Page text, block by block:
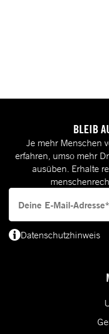
BLEIB
Je mehr Menschen
erfahren, umso mehr
ausüben. Erhalte
Datenschutzhinweis